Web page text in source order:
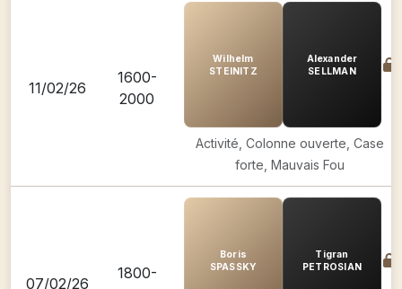
11/02/26
1600-
2000
Wilhelm
STEINITZ
Alexander
SELLMAN
Activité, Colonne ouverte, Case
forte, Mauvais Fou
07/02/26
1800-
Boris
SPASSKY
Tigran
PETROSIAN